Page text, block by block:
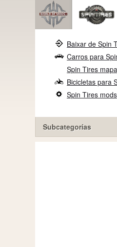
Baixar de Spin
Carros para
Spin Tires
Bicicletas para
Spin Tires mods
Subcategorías